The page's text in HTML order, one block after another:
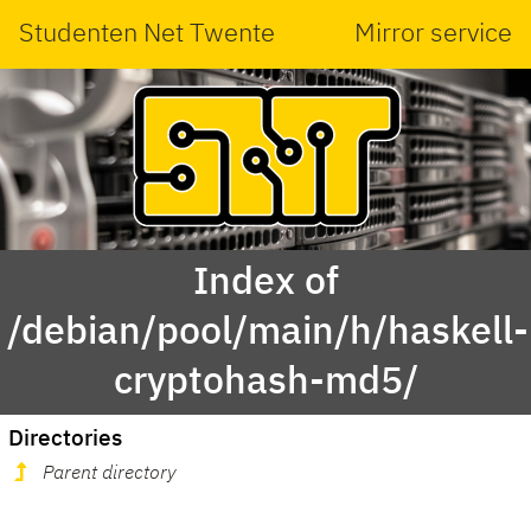
Studenten Net Twente Mirror service
Index of
/debian/pool/main/h/haskell-
cryptohash-md5/
Directories
Parent directory